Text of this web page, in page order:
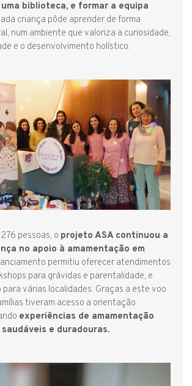
biblioteca, e formar a equipa
criança pôde aprender de forma
num ambiente que valoriza a curiosidade,
e o desenvolvimento holístico.
pessoas, o projeto ASA continuou a
no apoio à amamentação em
permitiu oferecer atendimentos
para grávidas e parentalidade, e
para várias localidades. Graças a este voo
tiveram acesso a orientação
experiências de amamentação
e duradouras.